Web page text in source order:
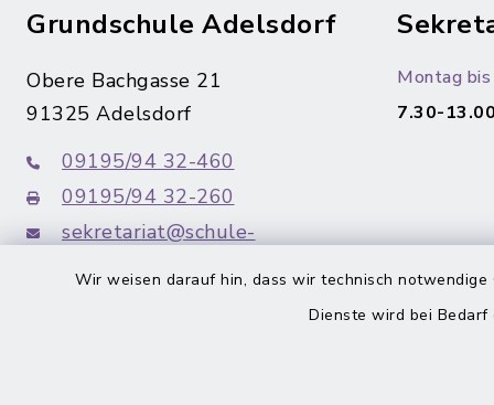
Wir weisen darauf hin, dass wir technisch
Dienste wird bei
Grundschule Adelsdorf
Obere Bachgasse 21
91325 Adelsdorf
09195/94 32-460
09195/94 32-260
sekretariat@schule-
Montag
7.30-